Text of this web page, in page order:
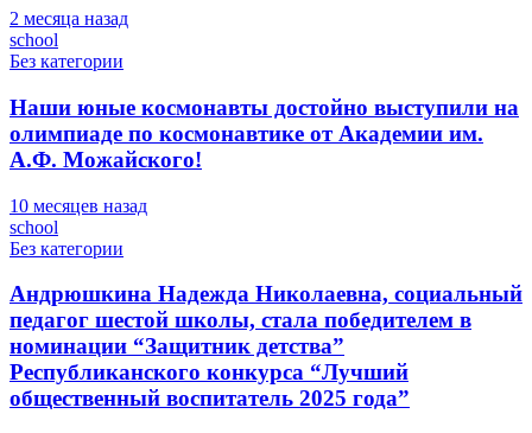
2 месяца назад
school
Без категории
Наши юные космонавты достойно выступили на
олимпиаде по космонавтике от Академии им.
А.Ф. Можайского!
10 месяцев назад
school
Без категории
Андрюшкина Надежда Николаевна, социальный
педагог шестой школы, стала победителем в
номинации “Защитник детства”
Республиканского конкурса “Лучший
общественный воспитатель 2025 года”